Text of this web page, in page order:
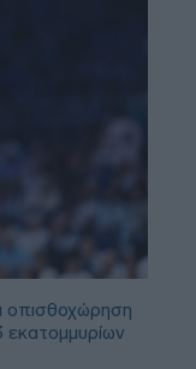
οπισθοχώρηση